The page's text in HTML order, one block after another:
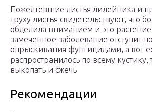
Пожелтевшие листья лилейника и
труху листья свидетельствуют, что
обделила вниманием и это
замеченное заболевание отступит
опрыскивания фунгицидами, а вот
распространилось по всему кустику,
выкопать и сжечь
Рекомендации